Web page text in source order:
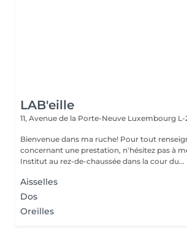
LAB'eille
11, Avenue de la Porte-Neuve Luxembourg L-
Bienvenue dans ma ruche! Pour tout
concernant une prestation, n'hésitez pas à
Institut au rez-de-chaussée dans la cour du...
Aisselles
Dos
Oreilles